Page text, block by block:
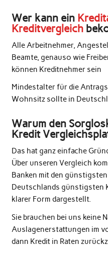
Wer kann ein
Kreditvergleich
Alle Arbeitnehmer,
Beamte, genauso wie
können Kreditnehmer sein
Mindestalter für die
Wohnsitz sollte in
Warum den
Kredit
Das hat ganz einfache
Über unseren Vergleich
Banken mit den
Deutschlands günstigsten
klarer Form dargestellt.
Sie brauchen bei uns keine
Auslagenerstattungen im
dann Kredit in Raten